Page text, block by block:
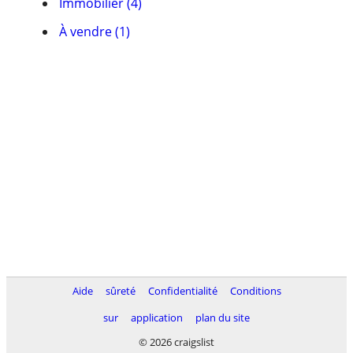
À vendre (1)
Aide sûreté Confidentialité
Conditions
sur
application
plan du site
© 2026 craigslist